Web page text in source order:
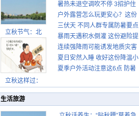
立秋节气：北
立秋这样过：
先清暑再防燥
暑热未退空调吹不停 3招护住
肩颈不酸痛
户外露营怎么玩更安心？这份
攻略请收好
三伏天 不同人群专属防暑要点
请收好
暴雨天遇积水倒灌 这份避险提
示请收好
连续强降雨可能诱发地质灾害
这些前兆要知道
夏日安然入睡 收好这份降温小
贴士
夏季户外活动注意这6点 防暑
生活旅游